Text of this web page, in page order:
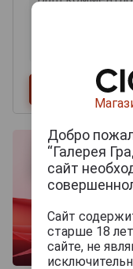
Добро
“Галерея
сайт
Сайт
старше 18
сайте, не